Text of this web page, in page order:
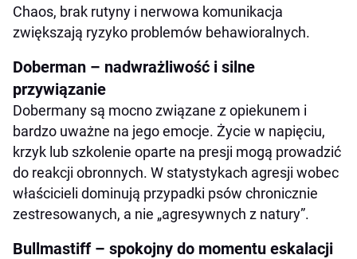
Chaos, brak rutyny i nerwowa komunikacja
zwiększają ryzyko problemów behawioralnych.
Doberman – nadwrażliwość i silne
przywiązanie
Dobermany są mocno związane z opiekunem i
bardzo uważne na jego emocje. Życie w napięciu,
krzyk lub szkolenie oparte na presji mogą prowadzić
do reakcji obronnych. W statystykach agresji wobec
właścicieli dominują przypadki psów chronicznie
zestresowanych, a nie „agresywnych z natury”.
Bullmastiff – spokojny do momentu eskalacji